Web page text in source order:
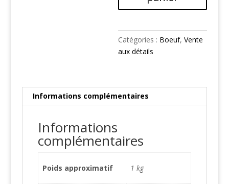
Catégories : Boeuf,Vente
aux détails
Informations complémentaires
Informations
complémentaires
Poids approximatif 1 kg